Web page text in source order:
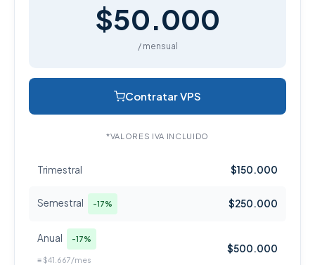
$50.000
/ mensual
Contratar VPS
*VALORES IVA INCLUIDO
Trimestral $150.000
Semestral -17% $250.000
Anual -17%
≡ $41.667/mes
$500.000